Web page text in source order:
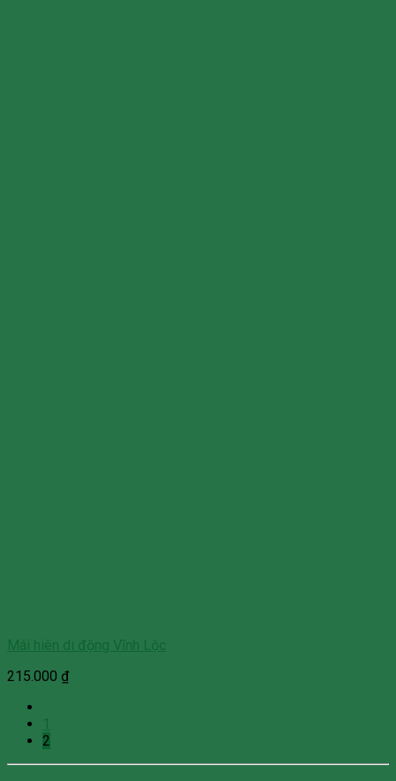
Mái hiên di động Vĩnh Lộc
215.000 ₫
1
2